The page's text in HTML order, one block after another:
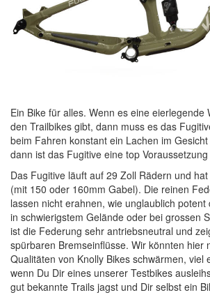
Ein Bike für alles. Wenn es eine eierlegende
den Trailbikes gibt, dann muss es das
beim Fahren konstant ein Lachen im
dann ist das Fugitive eine top Voraussetzung
Das Fugitive läuft auf 29 Zoll Rädern und
(mit 150 oder 160mm Gabel). Die reinen
lassen nicht erahnen, wie unglaublich
in schwierigstem Gelände oder bei grossen
ist die Federung sehr antriebsneutral und
spürbaren Bremseinflüsse. Wir könnten hier
Qualitäten von Knolly Bikes schwärmen, viel
wenn Du Dir eines unserer Testbikes
gut bekannte Trails jagst und Dir selbst ein